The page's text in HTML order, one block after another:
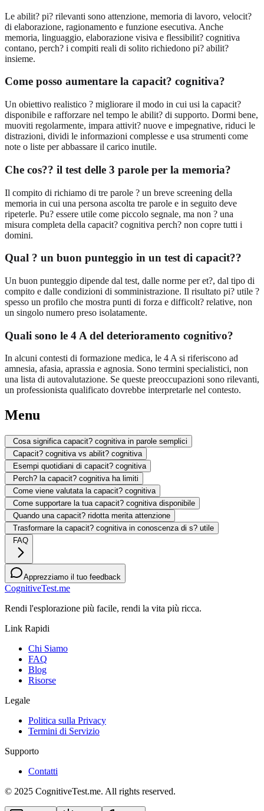
Le abilit? pi? rilevanti sono attenzione, memoria di lavoro, velocit?
di elaborazione, ragionamento e funzione esecutiva. Anche
memoria, linguaggio, elaborazione visiva e flessibilit? cognitiva
contano, perch? i compiti reali di solito richiedono pi? abilit?
insieme.
Come posso aumentare la capacit? cognitiva?
Un obiettivo realistico ? migliorare il modo in cui usi la capacit?
disponibile e rafforzare nel tempo le abilit? di supporto. Dormi bene,
muoviti regolarmente, impara attivit? nuove e impegnative, riduci le
distrazioni, dividi le informazioni complesse e usa strumenti come
note o liste per abbassare il carico inutile.
Che cos?? il test delle 3 parole per la memoria?
Il compito di richiamo di tre parole ? un breve screening della
memoria in cui una persona ascolta tre parole e in seguito deve
ripeterle. Pu? essere utile come piccolo segnale, ma non ? una
misura completa della capacit? cognitiva perch? non copre tutti i
domini.
Qual ? un buon punteggio in un test di capacit??
Un buon punteggio dipende dal test, dalle norme per et?, dal tipo di
compito e dalle condizioni di somministrazione. Il risultato pi? utile ?
spesso un profilo che mostra punti di forza e difficolt? relative, non
un singolo numero preso isolatamente.
Quali sono le 4 A del deterioramento cognitivo?
In alcuni contesti di formazione medica, le 4 A si riferiscono ad
amnesia, afasia, aprassia e agnosia. Sono termini specialistici, non
una lista di autovalutazione. Se queste preoccupazioni sono rilevanti,
un professionista qualificato dovrebbe interpretarle nel contesto.
Menu
Cosa significa capacit? cognitiva in parole semplici
Capacit? cognitiva vs abilit? cognitiva
Esempi quotidiani di capacit? cognitiva
Perch? la capacit? cognitiva ha limiti
Come viene valutata la capacit? cognitiva
Come supportare la tua capacit? cognitiva disponibile
Quando una capacit? ridotta merita attenzione
Trasformare la capacit? cognitiva in conoscenza di s? utile
FAQ
Apprezziamo il tuo feedback
CognitiveTest.me
Rendi l'esplorazione più facile, rendi la vita più ricca.
Link Rapidi
Chi Siamo
FAQ
Blog
Risorse
Legale
Politica sulla Privacy
Termini di Servizio
Supporto
Contatti
© 2025 CognitiveTest.me. All rights reserved.